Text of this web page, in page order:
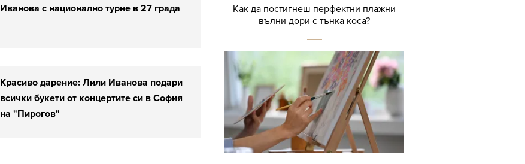
Иванова с национално турне в 27 града
Красиво дарение: Лили Иванова подари
всички букети от концертите си в София
на "Пирогов"
Как да постигнеш перфектни плажни
вълни дори с тънка коса?